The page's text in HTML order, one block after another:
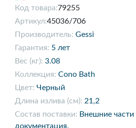
Код товара:79255
Артикул:45036/706
Производитель: Gessi
Гарантия: 5 лет
Вес (кг): 3.08
Коллекция: Cono Bath
Цвет: Черный
Длина излива (см): 21,2
Состав поставки: Внешние части
документация.